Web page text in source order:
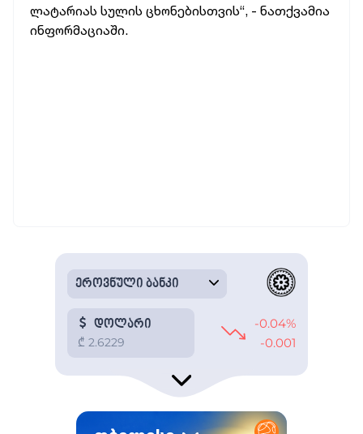
ლატარიას სულის ცხონებისთვის“, - ნათქვამია
ინფორმაციაში.